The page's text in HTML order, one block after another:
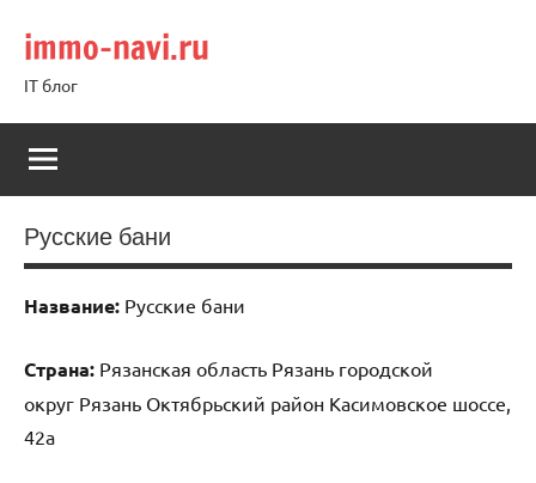
содержимому
immo-navi.ru
IT блог
Русские бани
Название: Русские бани
Страна: Рязанская область Рязань городской
округ Рязань Октябрьский район Касимовское шоссе,
42а